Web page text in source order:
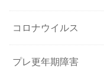
コロナウイルス
プレ更年期障害